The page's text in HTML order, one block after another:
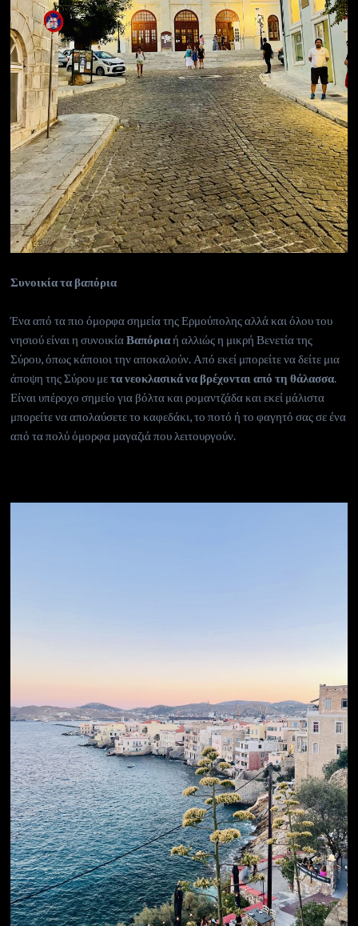
Συνοικία τα βαπόρια
Ένα από τα πιο όμορφα σημεία της Ερμούπολης αλλά και όλου του
νησιού είναι η συνοικίαΒαπόριαή αλλιώς η μικρή Βενετία της
Σύρου, όπως κάποιοι την αποκαλούν. Από εκεί μπορείτε να δείτε μια
άποψη της Σύρου μετα νεοκλασικά να βρέχονται από τη θάλασσα.
Είναι υπέροχο σημείο για βόλτα και ρομαντζάδα και εκεί μάλιστα
μπορείτε να απολαύσετε το καφεδάκι, το ποτό ή το φαγητό σας σε ένα
από τα πολύ όμορφα μαγαζιά που λειτουργούν.